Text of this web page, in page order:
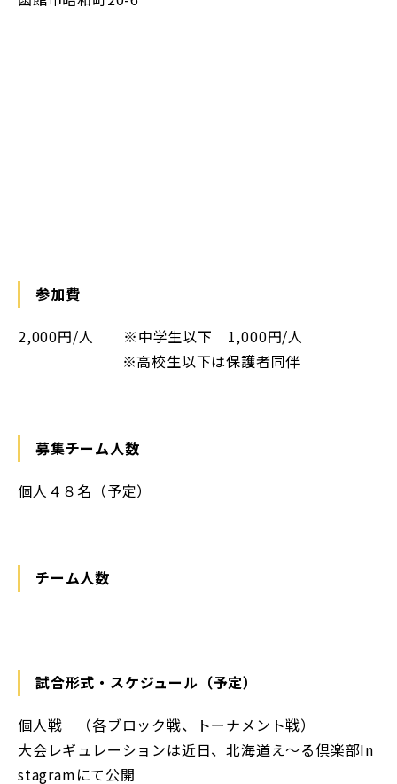
参加費
2,000円/人 ※中学生以下 1,000円/人
※高校生以下は保護者同伴
募集チーム人数
個人４８名（予定）
チーム人数
試合形式・スケジュール（予定）
個人戦 （各ブロック戦、トーナメント戦）
大会レギュレーションは近日、北海道え〜る倶楽部In
stagramにて公開